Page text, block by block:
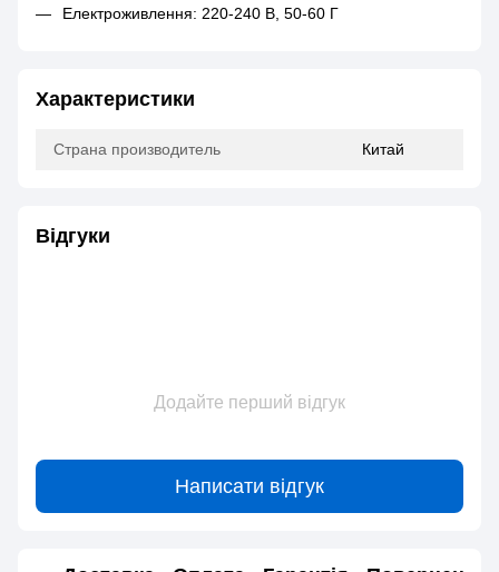
Електроживлення: 220-240 В, 50-60 Г
Характеристики
Страна производитель Китай
Відгуки
Додайте перший відгук
Написати відгук